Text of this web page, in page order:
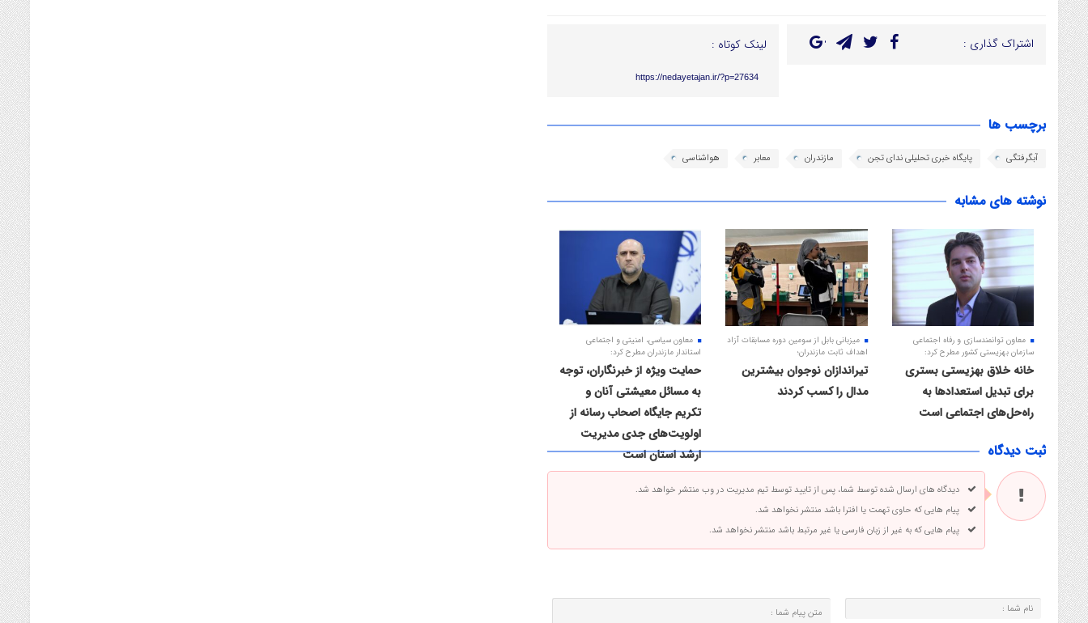
اشتراک گذاری : لینک کوتاه :
https://nedayetajan.ir/?p=27634
برچسب ها
آبگرفتگی پایگاه خبری تحلیلی ندای تجن مازندران معابر هواشناسی
نوشته های مشابه
معاون توانمندسازی و رفاه اجتماعی
سازمان بهزیستی کشور مطرح کرد:
خانه خلاق بهزیستی بستری
برای تبدیل استعدادها به
راه‌حل‌های اجتماعی است
میزبانی بابل از سومین دوره مسابقات آزاد
اهداف ثابت مازندران؛
تیراندازان نوجوان بیشترین
مدال را کسب کردند
معاون سیاسی، امنیتی و اجتماعی
استاندار مازندران مطرح کرد:
حمایت ویژه از خبرنگاران، توجه
به مسائل معیشتی آنان و
تکریم جایگاه اصحاب رسانه از
اولویت‌های جدی مدیریت
ارشد استان است
ثبت دیدگاه
دیدگاه های ارسال شده توسط شما، پس از تایید توسط تیم مدیریت در وب منتشر خواهد شد.
پیام هایی که حاوی تهمت یا افترا باشد منتشر نخواهد شد.
پیام هایی که به غیر از زبان فارسی یا غیر مرتبط باشد منتشر نخواهد شد.